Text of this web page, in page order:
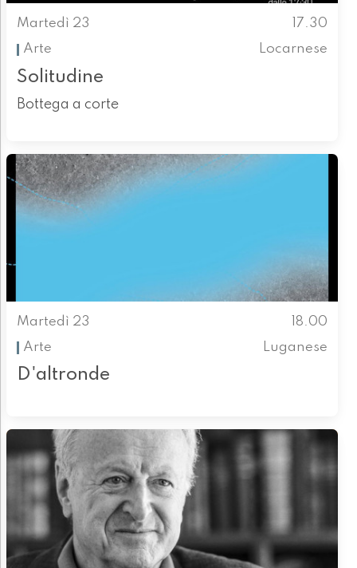
Martedì 23
17.30
Arte
Locarnese
Solitudine
Bottega a corte
Martedì 23
18.00
Arte
Luganese
D'altronde